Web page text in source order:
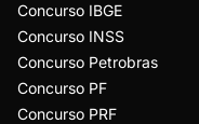
Concurso IBGE
Concurso INSS
Concurso Petrobras
Concurso PF
Concurso PRF